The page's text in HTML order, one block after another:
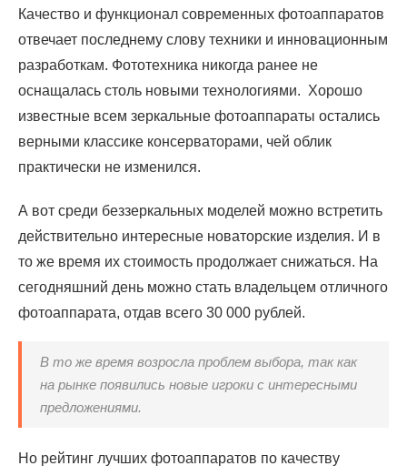
Качество и функционал современных фотоаппаратов
отвечает последнему слову техники и инновационным
разработкам. Фототехника никогда ранее не
оснащалась столь новыми технологиями. Хорошо
известные всем зеркальные фотоаппараты остались
верными классике консерваторами, чей облик
практически не изменился.
А вот среди беззеркальных моделей можно встретить
действительно интересные новаторские изделия. И в
то же время их стоимость продолжает снижаться. На
сегодняшний день можно стать владельцем отличного
фотоаппарата, отдав всего 30 000 рублей.
В то же время возросла проблем выбора, так как
на рынке появились новые игроки с интересными
предложениями.
Но рейтинг лучших фотоаппаратов по качеству